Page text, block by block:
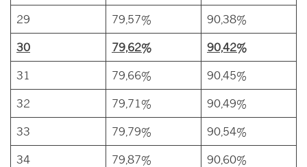
29 79,57% 90,38%
30 79,62% 90,42%
31 79,66% 90,45%
32 79,71% 90,49%
33 79,79% 90,54%
34 79,87% 90,60%